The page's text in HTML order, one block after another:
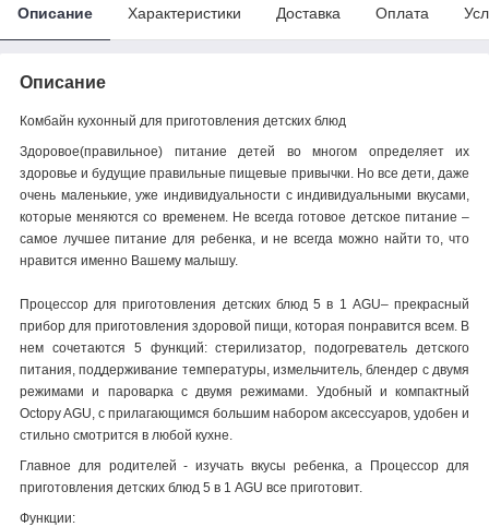
Описание Характеристики Доставка Оплата
Описание
Комбайн кухонный для приготовления детских блюд
Здоровое(правильное) питание детей во многом определяет их
здоровье и будущие правильные пищевые привычки. Но все дети, даже
очень маленькие, уже индивидуальности с индивидуальными вкусами,
которые меняются со временем. Не всегда готовое детское питание –
самое лучшее питание для ребенка, и не всегда можно найти то, что
нравится именно Вашему малышу.
Процессор для приготовления детских блюд 5 в 1 AGU– прекрасный
прибор для приготовления здоровой пищи, которая понравится всем. В
нем сочетаются 5 функций: стерилизатор, подогреватель детского
питания, поддерживание температуры, измельчитель, блендер с двумя
режимами и пароварка с двумя режимами. Удобный и компактный
Octopy AGU, с прилагающимся большим набором аксессуаров, удобен и
стильно смотрится в любой кухне.
Главное для родителей - изучать вкусы ребенка, а Процессор для
приготовления детских блюд 5 в 1 AGU все приготовит.
Функции: